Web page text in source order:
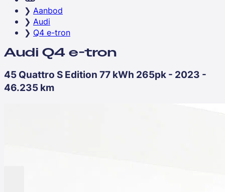
Aanbod
Audi
Q4 e-tron
Audi Q4 e-tron
45 Quattro S Edition 77 kWh 265pk - 2023 -
46.235 km